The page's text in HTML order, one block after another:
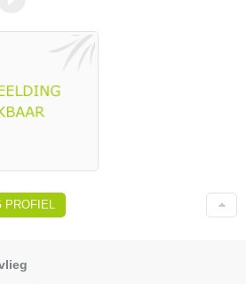
PROFIEL